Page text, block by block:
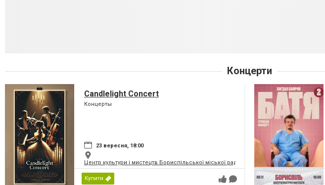
Концерти
Candlelight Concert
Концерты
23 вересня, 18:00
Центр культури і мистецтв Бориспільської міської ради
Купити